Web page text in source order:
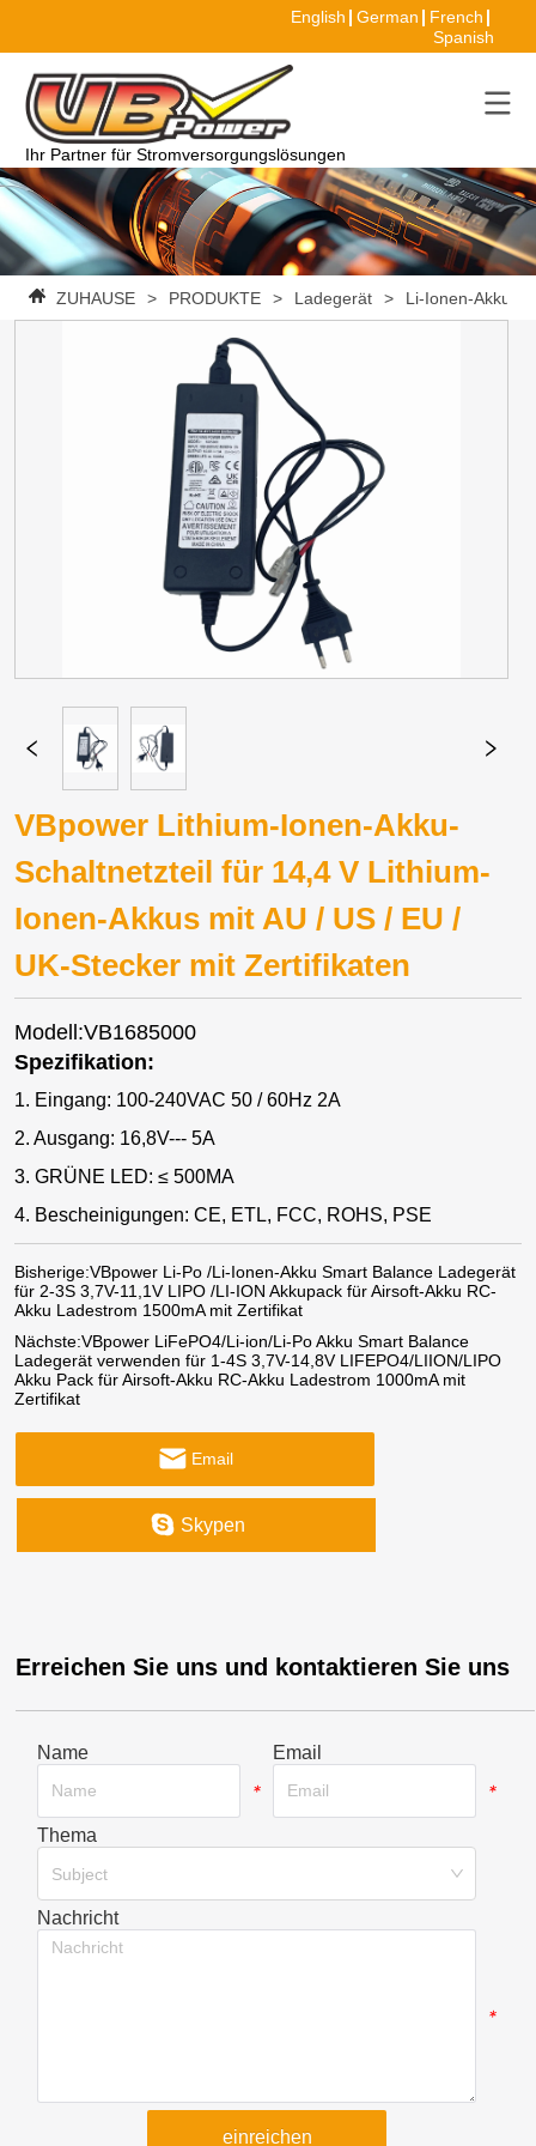
English German
French
Spanish
Ihr Partner für Stromversorgungslösungen
ZUHAUSE > PRODUKTE > Ladegerät > Li-Ionen-
VBpower Lithium-Ionen-Akku-
Schaltnetzteil für 14,4 V Lithium-
Ionen-Akkus mit AU / US / EU /
UK-Stecker mit Zertifikaten
Modell:VB1685000
Spezifikation:
1. Eingang: 100-240VAC 50 / 60Hz 2A
2. Ausgang: 16,8V--- 5A
3. GRÜNE LED: ≤ 500MA
4. Bescheinigungen: CE, ETL, FCC, ROHS, PSE
Bisherige:VBpower Li-Po /Li-Ionen-Akku Smart Balance Ladegerät
für 2-3S 3,7V-11,1V LIPO /LI-ION Akkupack für Airsoft-Akku RC-
Akku Ladestrom 1500mA mit Zertifikat
Nächste:VBpower LiFePO4/Li-ion/Li-Po Akku Smart Balance
Ladegerät verwenden für 1-4S 3,7V-14,8V LIFEPO4/LIION/LIPO
Akku Pack für Airsoft-Akku RC-Akku Ladestrom 1000mA mit
Zertifikat
Email
Skypen
Erreichen Sie uns und kontaktieren Sie uns
Name
*
Email
*
Thema
Subject
Nachricht
*
einreichen